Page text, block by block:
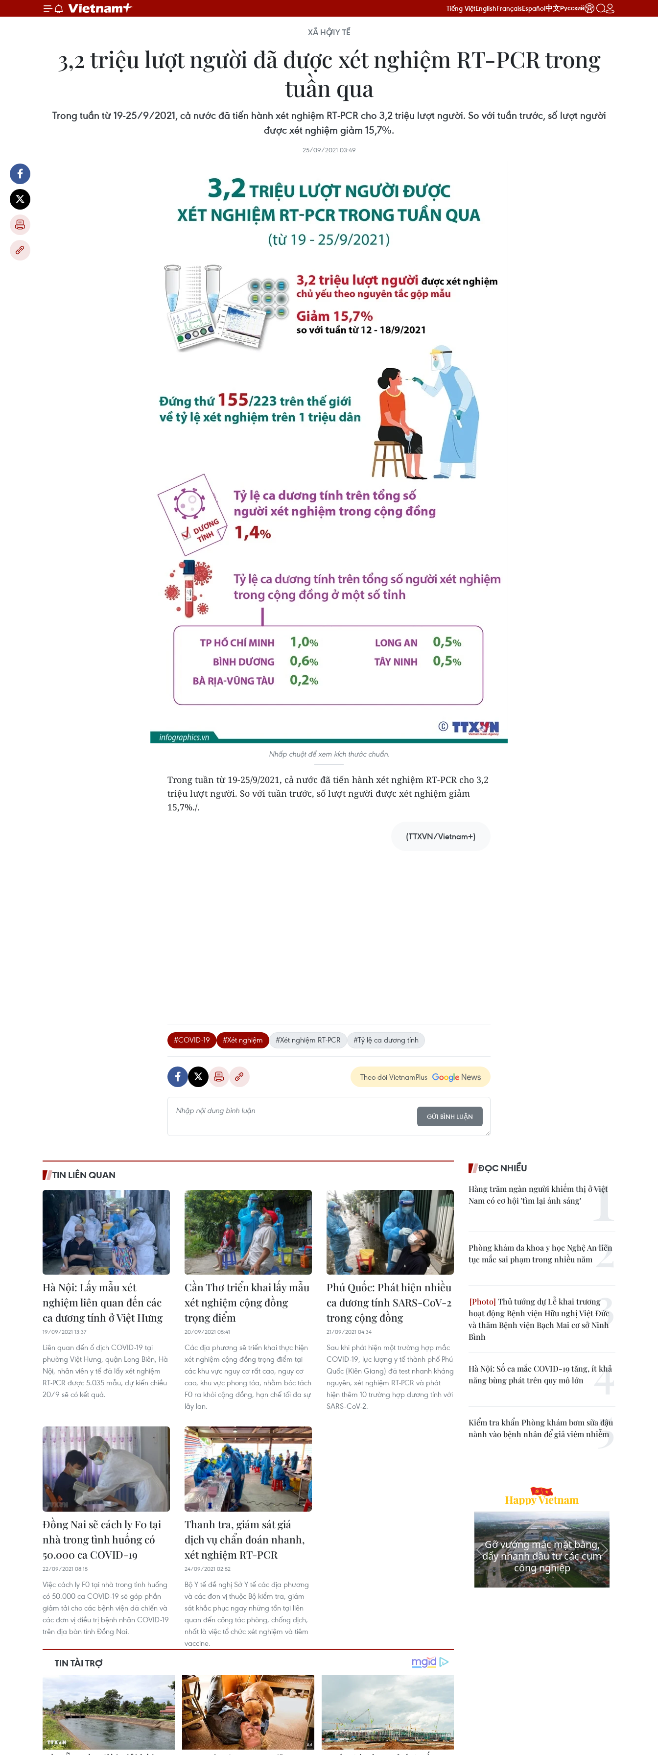
Tiếng ViệtEnglishFrançaisEspañol中文Русский
XÃ HỘIY TẾ
3,2 triệu lượt người đã được xét nghiệm RT-PCR trong
tuần qua
Trong tuần từ 19-25/9/2021, cả nước đã tiến hành xét nghiệm RT-PCR cho 3,2 triệu lượt người. So với tuần trước, số lượt người
được xét nghiệm giảm 15,7%.
25/09/2021 03:49
Nhấp chuột để xem kích thước chuẩn.
Trong tuần từ 19-25/9/2021, cả nước đã tiến hành xét nghiệm RT-PCR cho 3,2
triệu lượt người. So với tuần trước, số lượt người được xét nghiệm giảm
15,7%./.
(TTXVN/Vietnam+)
#COVID-19 #Xét nghiệm #Xét nghiệm RT-PCR #Tỷ lệ ca dương tính
Theo dõi VietnamPlus
GỬI BÌNH LUẬN
TIN LIÊN QUAN
Hà Nội: Lấy mẫu xét
nghiệm liên quan đến các
ca dương tính ở Việt Hưng
19/09/2021 13:37
Liên quan đến ổ dịch COVID-19 tại
phường Việt Hưng, quận Long Biên, Hà
Nội, nhân viên y tế đã lấy xét nghiệm
RT-PCR được 5.035 mẫu, dự kiến chiều
20/9 sẽ có kết quả.
Cần Thơ triển khai lấy mẫu
xét nghiệm cộng đồng
trọng điểm
20/09/2021 05:41
Các địa phương sẽ triển khai thực hiện
xét nghiệm cộng đồng trọng điểm tại
các khu vực nguy cơ rất cao, nguy cơ
cao, khu vực phong tỏa, nhằm bóc tách
F0 ra khỏi cộng đồng, hạn chế tối đa sự
lây lan.
Phú Quốc: Phát hiện nhiều
ca dương tính SARS-CoV-2
trong cộng đồng
21/09/2021 04:34
Sau khi phát hiện một trường hợp mắc
COVID-19, lực lượng y tế thành phố Phú
Quốc (Kiên Giang) đã test nhanh kháng
nguyên, xét nghiệm RT-PCR và phát
hiện thêm 10 trường hợp dương tính với
SARS-CoV-2.
Đồng Nai sẽ cách ly F0 tại
nhà trong tình huống có
50.000 ca COVID-19
22/09/2021 08:15
Việc cách ly F0 tại nhà trong tình huống
có 50.000 ca COVID-19 sẽ góp phần
giảm tải cho các bệnh viện dã chiến và
các đơn vị điều trị bệnh nhân COVID-19
trên địa bàn tỉnh Đồng Nai.
Thanh tra, giám sát giá
dịch vụ chẩn đoán nhanh,
xét nghiệm RT-PCR
24/09/2021 02:52
Bộ Y tế đề nghị Sở Y tế các địa phương
và các đơn vị thuộc Bộ kiểm tra, giám
sát khắc phục ngay những tồn tại liên
quan đến công tác phòng, chống dịch,
nhất là việc tổ chức xét nghiệm và tiêm
vaccine.
ĐỌC NHIỀU
Hàng trăm ngàn người khiếm thị ở Việt
Nam có cơ hội 'tìm lại ánh sáng'
Phòng khám đa khoa y học Nghệ An liên
tục mắc sai phạm trong nhiều năm
Thủ tướng dự Lễ khai trương
hoạt động Bệnh viện Hữu nghị Việt Đức
và thăm Bệnh viện Bạch Mai cơ sở Ninh
Bình
Hà Nội: Số ca mắc COVID-19 tăng, ít khả
năng bùng phát trên quy mô lớn
Kiểm tra khẩn Phòng khám bơm sữa đậu
nành vào bệnh nhân để giả viêm nhiễm